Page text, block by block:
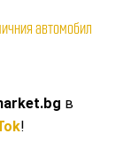
автомобил
в
!